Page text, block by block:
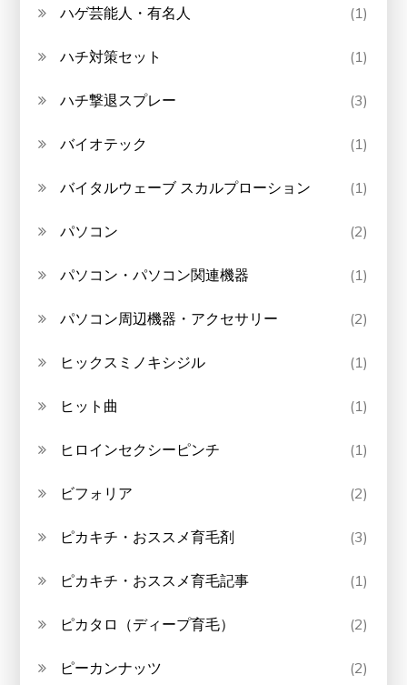
ハゲ芸能人・有名人 (1)
ハチ対策セット (1)
ハチ撃退スプレー (3)
バイオテック (1)
バイタルウェーブ スカルプローション (1)
パソコン (2)
パソコン・パソコン関連機器 (1)
パソコン周辺機器・アクセサリー (2)
ヒックスミノキシジル (1)
ヒット曲 (1)
ヒロインセクシーピンチ (1)
ビフォリア (2)
ピカキチ・おススメ育毛剤 (3)
ピカキチ・おススメ育毛記事 (1)
ピカタロ（ディープ育毛） (2)
ピーカンナッツ (2)